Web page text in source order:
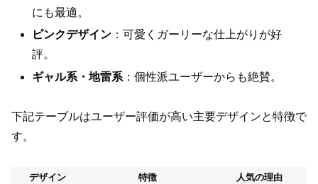
にも最適。
ピンクデザイン ：可愛くガーリーな仕上がりが好
評。
ギャル系・地雷系 ：個性派ユーザーからも絶賛。
下記テーブルはユーザー評価が高い主要デザインと特徴で
す。
デザイン 特徴
人気の理由